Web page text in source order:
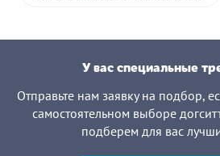
У вас специальные
Отправьте нам заявку на подбор,
самостоятельном выборе
подберем для вас